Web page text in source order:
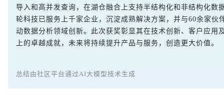
导入和高并发查询，在湖仓融合上支持半结构化和非结构化数
轮科技已服务上千家企业，沉淀成熟解决方案，并与60余家伙
动数据分析领域创新。此次获奖彰显其在技术创新、客户应用
上的卓越成就，未来将持续提升产品与服务，创造更大价值。
总结由社区平台通过AI大模型技术生成